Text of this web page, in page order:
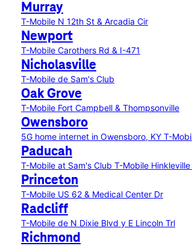
Murray
T-Mobile N 12th St & Arcadia Cir
Newport
T-Mobile Carothers Rd & I-471
Nicholasville
T-Mobile de Sam's Club
Oak Grove
T-Mobile Fort Campbell & Thompsonville
Owensboro
5G home internet in Owensboro, KY T-
Paducah
T-Mobile at Sam's Club T-Mobile
Princeton
T-Mobile US 62 & Medical Center Dr
Radcliff
T-Mobile de N Dixie Blvd y E Lincoln Trl
Richmond